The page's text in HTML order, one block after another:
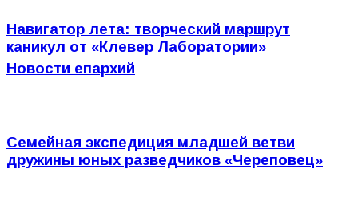
Навигатор лета: творческий маршрут
каникул от «Клевер Лаборатории»
Новости епархий
Семейная экспедиция младшей ветви
дружины юных разведчиков «Череповец»